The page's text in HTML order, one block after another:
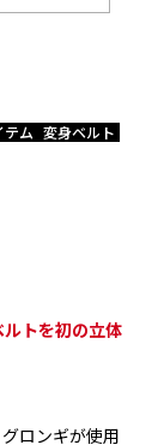
テム 変身ベルト
ルトを初の立体
ロンギが使用